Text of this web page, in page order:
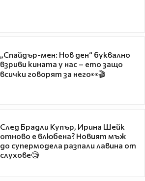
„Спайдър-мен: Нов ден“ буквално
взриви кината у нас – ето защо
всички говорят за него👀🎬
След Брадли Купър, Ирина Шейк
отново е влюбена? Новият мъж
до супермодела разпали лавина от
слухове🧐